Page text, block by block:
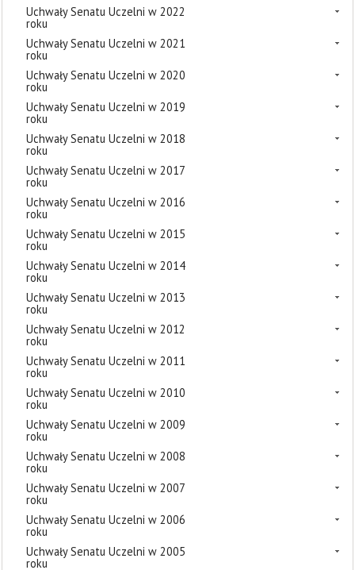
Uchwały Senatu Uczelni w 2022
roku
Uchwały Senatu Uczelni w 2021
roku
Uchwały Senatu Uczelni w 2020
roku
Uchwały Senatu Uczelni w 2019
roku
Uchwały Senatu Uczelni w 2018
roku
Uchwały Senatu Uczelni w 2017
roku
Uchwały Senatu Uczelni w 2016
roku
Uchwały Senatu Uczelni w 2015
roku
Uchwały Senatu Uczelni w 2014
roku
Uchwały Senatu Uczelni w 2013
roku
Uchwały Senatu Uczelni w 2012
roku
Uchwały Senatu Uczelni w 2011
roku
Uchwały Senatu Uczelni w 2010
roku
Uchwały Senatu Uczelni w 2009
roku
Uchwały Senatu Uczelni w 2008
roku
Uchwały Senatu Uczelni w 2007
roku
Uchwały Senatu Uczelni w 2006
roku
Uchwały Senatu Uczelni w 2005
roku